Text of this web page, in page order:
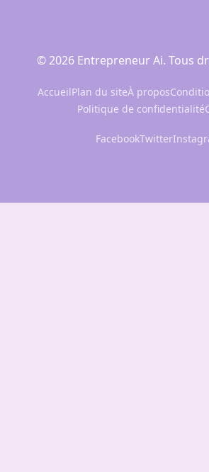
© 2026 Entrepreneur Ai. Tous
AccueilPlan du siteÀ propos
Politique de confidentialité
FacebookTwitter